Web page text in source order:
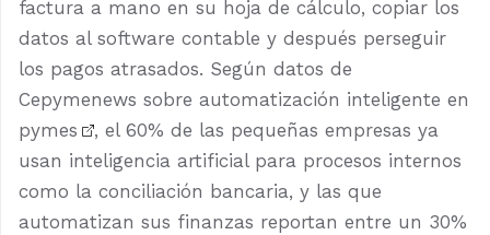
factura a mano en su hoja de cálculo, copiar los
datos al software contable y después perseguir
los pagos atrasados. Según datos de
Cepymenews sobre automatización inteligente en
pymes
, el 60% de las pequeñas empresas ya
usan inteligencia artificial para procesos internos
como la conciliación bancaria, y las que
automatizan sus finanzas reportan entre un 30%